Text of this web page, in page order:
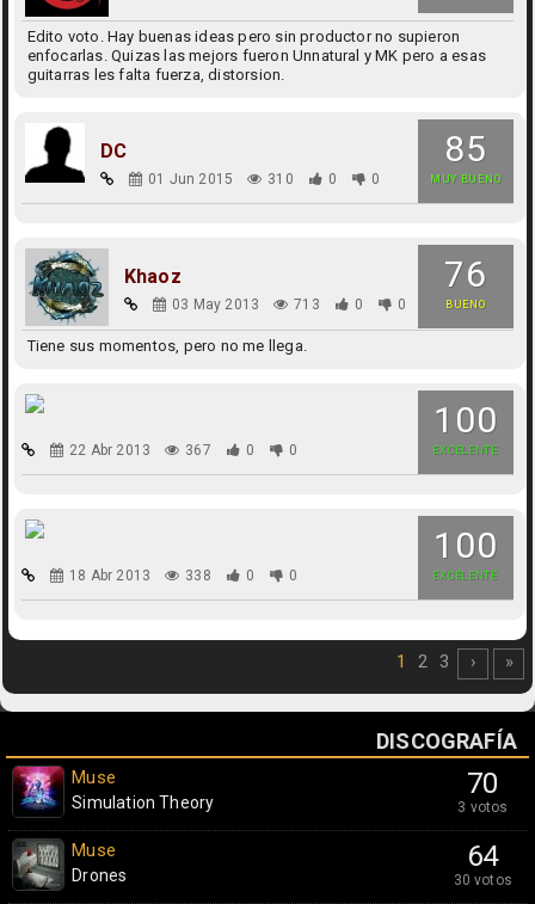
Edito voto. Hay buenas ideas pero sin productor no supieron
enfocarlas. Quizas las mejors fueron Unnatural y MK pero a esas
guitarras les falta fuerza, distorsion.
85
MUY BUENO
DC
01 Jun 2015 310 0 0
76
BUENO
Khaoz
03 May 2013 713 0 0
Tiene sus momentos, pero no me llega.
100
EXCELENTE
22 Abr 2013 367 0 0
100
EXCELENTE
18 Abr 2013 338 0 0
1 2 3 › »
DISCOGRAFÍA
70
3 votos
Muse
Simulation Theory
64
30 votos
Muse
Drones